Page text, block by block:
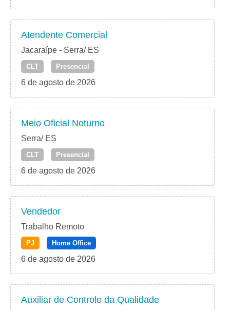
Atendente Comercial
Jacaraípe - Serra/ ES
CLT Presencial
6 de agosto de 2026
Meio Oficial Noturno
Serra/ ES
CLT Presencial
6 de agosto de 2026
Vendedor
Trabalho Remoto
PJ Home Office
6 de agosto de 2026
Auxiliar de Controle da Qualidade